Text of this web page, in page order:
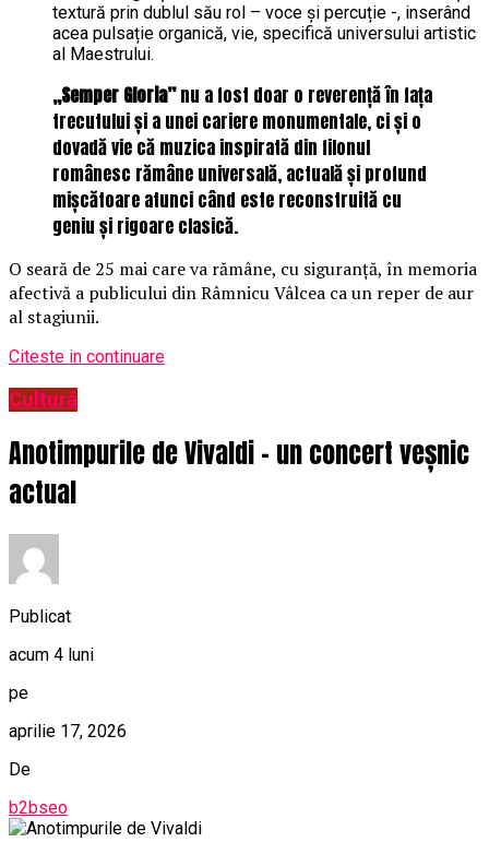
textură prin dublul său rol – voce și percuție -, inserând
acea pulsație organică, vie, specifică universului artistic
al Maestrului.
„Semper Gloria”nu a fost doar o reverență în fața
trecutului și a unei cariere monumentale, ci și o
dovadă vie că muzica inspirată din filonul
românesc rămâne universală, actuală și profund
mișcătoare atunci când este reconstruită cu
geniu și rigoare clasică.
O seară de 25 mai care va rămâne, cu siguranță, în memoria
afectivă a publicului din Râmnicu Vâlcea ca un reper de aur
al stagiunii.
Citeste in continuare
Cultură
Anotimpurile de Vivaldi – un concert veșnic
actual
Publicat
acum 4 luni
pe
aprilie 17, 2026
De
b2bseo